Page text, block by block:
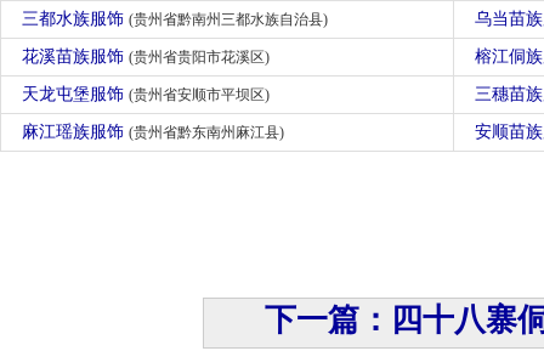
三都水族服饰 (贵州省黔南州三都水族自治县) 乌当苗
花溪苗族服饰 (贵州省贵阳市花溪区) 榕江侗
天龙屯堡服饰 (贵州省安顺市平坝区) 三穗苗
麻江瑶族服饰 (贵州省黔东南州麻江县) 安顺苗
下一篇：四十八寨